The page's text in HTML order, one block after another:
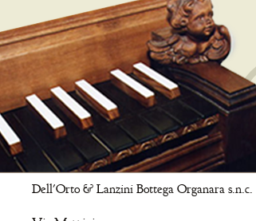
Dell'Orto & Lanzini Bottega Organara s.n.c.